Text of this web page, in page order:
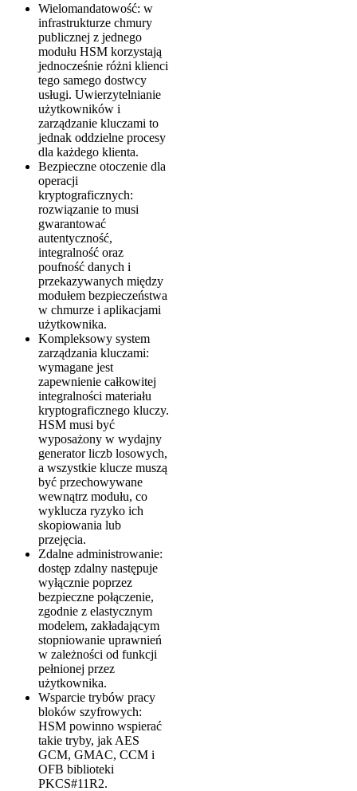
Wielomandatowość: w
infrastrukturze chmury
publicznej z jednego
modułu HSM korzystają
jednocześnie różni klienci
tego samego dostwcy
usługi. Uwierzytelnianie
użytkowników i
zarządzanie kluczami to
jednak oddzielne procesy
dla każdego klienta.
Bezpieczne otoczenie dla
operacji
kryptograficznych:
rozwiązanie to musi
gwarantować
autentyczność,
integralność oraz
poufność danych i
przekazywanych między
modułem bezpieczeństwa
w chmurze i aplikacjami
użytkownika.
Kompleksowy system
zarządzania kluczami:
wymagane jest
zapewnienie całkowitej
integralności materiału
kryptograficznego kluczy.
HSM musi być
wyposażony w wydajny
generator liczb losowych,
a wszystkie klucze muszą
być przechowywane
wewnątrz modułu, co
wyklucza ryzyko ich
skopiowania lub
przejęcia.
Zdalne administrowanie:
dostęp zdalny następuje
wyłącznie poprzez
bezpieczne połączenie,
zgodnie z elastycznym
modelem, zakładającym
stopniowanie uprawnień
w zależności od funkcji
pełnionej przez
użytkownika.
Wsparcie trybów pracy
bloków szyfrowych:
HSM powinno wspierać
takie tryby, jak AES
GCM, GMAC, CCM i
OFB biblioteki
PKCS#11R2.